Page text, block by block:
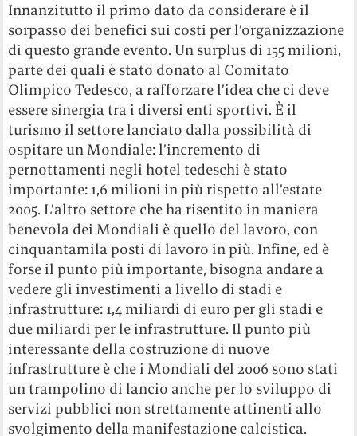
Innanzitutto il primo dato da considerare è il
sorpasso dei benefici sui costi per l’organizzazione
di questo grande evento. Un surplus di 155 milioni,
parte dei quali è stato donato al Comitato
Olimpico Tedesco, a rafforzare l’idea che ci deve
essere sinergia tra i diversi enti sportivi. È il
turismo il settore lanciato dalla possibilità di
ospitare un Mondiale: l’incremento di
pernottamenti negli hotel tedeschi è stato
importante: 1,6 milioni in più rispetto all’estate
2005. L’altro settore che ha risentito in maniera
benevola dei Mondiali è quello del lavoro, con
cinquantamila posti di lavoro in più. Infine, ed è
forse il punto più importante, bisogna andare a
vedere gli investimenti a livello di stadi e
infrastrutture: 1,4 miliardi di euro per gli stadi e
due miliardi per le infrastrutture. Il punto più
interessante della costruzione di nuove
infrastrutture è che i Mondiali del 2006 sono stati
un trampolino di lancio anche per lo sviluppo di
servizi pubblici non strettamente attinenti allo
svolgimento della manifestazione calcistica.